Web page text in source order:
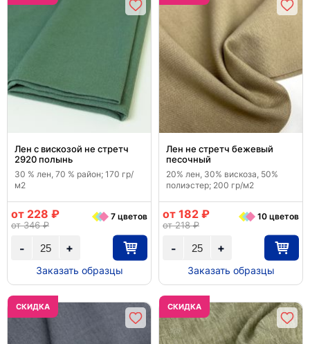
Лен с вискозой не стретч
2920 полынь
30 % лен, 70 % район; 170 гр/
м2
+
-
от 228 ₽
от 346 ₽
7 цветов
Заказать образцы
Лен не стретч бежевый
песочный
20% лен, 30% вискоза, 50%
полиэстер; 200 гр/м2
+
-
от 182 ₽
от 218 ₽
10 цветов
Заказать образцы
CКИДКА CКИДКА